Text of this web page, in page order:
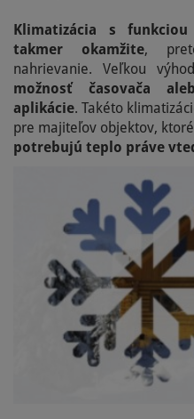
Klimatizácia s
takmer okamžite,
nahrievanie. Veľkou
možnosť časovača
aplikácie. Takéto
pre majiteľov objektov, ktoré
potrebujú teplo práve